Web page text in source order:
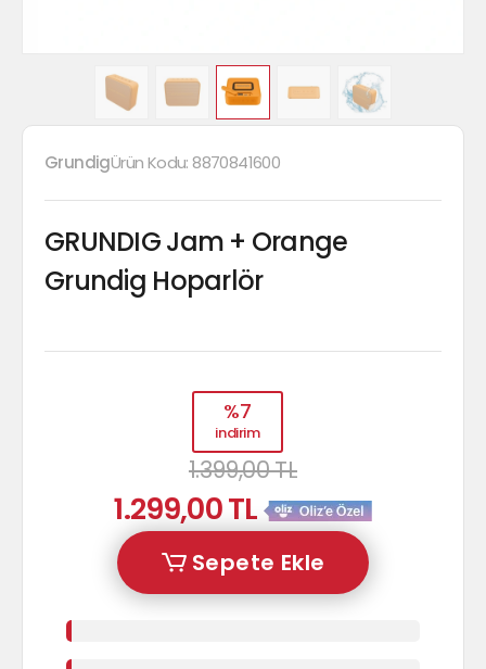
GrundigÜrün Kodu: 8870841600
GRUNDIG Jam + Orange
Grundig Hoparlör
%7
indirim
1.399,00 TL
1.299,00 TL
Sepete Ekle